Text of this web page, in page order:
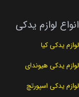
انواع لوازم یدکی
لوازم یدکی کیا
لوازم یدکی هیوندای
لوازم یدکی اسپورتچ